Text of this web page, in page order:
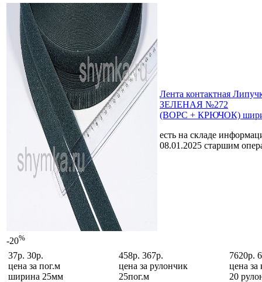
-20%
Лента контактная
ЗЕЛЕНАЯ №272
(ВОРС + КРЮЧОК)
есть на складе
08.01.2025 старшим
37р. 30р.
цена за пог.м
ширина 25мм
458р. 367р.
цена за рулончик
25пог.м
7620р.
цена за
20